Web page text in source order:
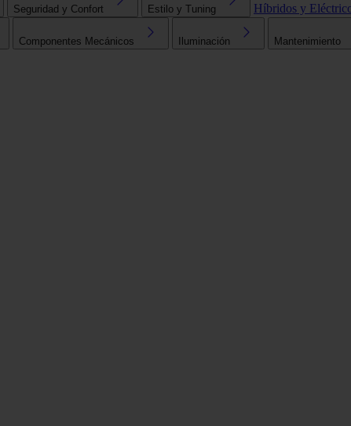
Seguridad y Confort Estilo y Tuning Híbridos y
Componentes Mecánicos Iluminación Mantenimiento